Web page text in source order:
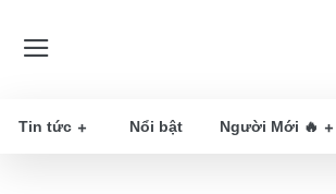
Tin tức Nổi bật Người Mới 🔥